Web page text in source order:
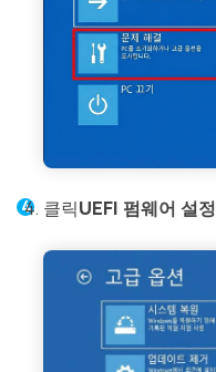
클릭UEFI 펌웨어 설정